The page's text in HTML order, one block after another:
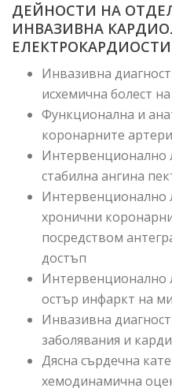
ДЕЙНОСТИ НА
ИНВАЗИВНА
Инвазивна
исхемична болест
Функционална и
коронарните
Интервенционално
стабилна ангина
Интервенционално
хронични
посредством
достъп
Интервенционално
остър инфаркт на
Инвазивна
заболявания и
Дясна сърдечна
хемодинамична